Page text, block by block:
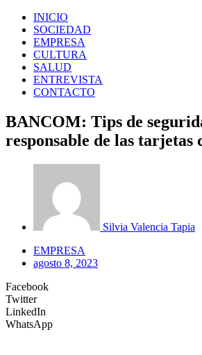
INICIO
SOCIEDAD
EMPRESA
CULTURA
SALUD
ENTREVISTA
CONTACTO
BANCOM: Tips de
responsable de las tarjetas
Silvia Valencia Tapia
EMPRESA
agosto 8, 2023
Facebook
Twitter
LinkedIn
WhatsApp